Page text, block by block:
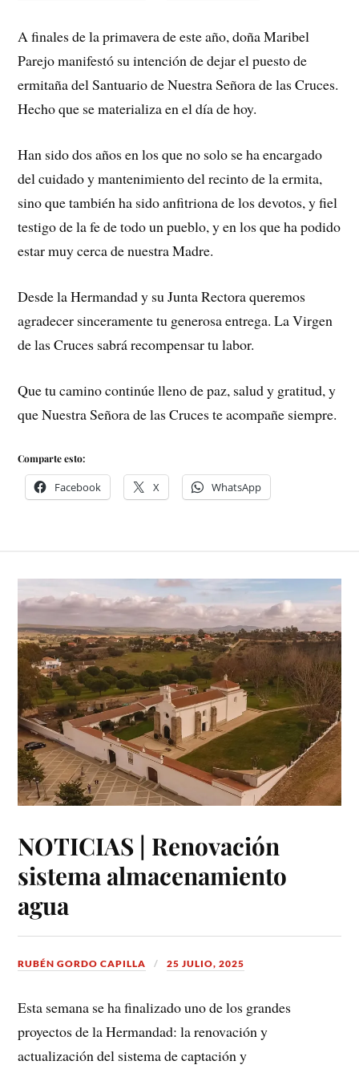
A finales de la primavera de este año, doña Maribel
Parejo manifestó su intención de dejar el puesto de
ermitaña del Santuario de Nuestra Señora de las Cruces.
Hecho que se materializa en el día de hoy.
Han sido dos años en los que no solo se ha encargado
del cuidado y mantenimiento del recinto de la ermita,
sino que también ha sido anfitriona de los devotos, y fiel
testigo de la fe de todo un pueblo, y en los que ha podido
estar muy cerca de nuestra Madre.
Desde la Hermandad y su Junta Rectora queremos
agradecer sinceramente tu generosa entrega. La Virgen
de las Cruces sabrá recompensar tu labor.
Que tu camino continúe lleno de paz, salud y gratitud, y
que Nuestra Señora de las Cruces te acompañe siempre.
Comparte esto:
Facebook X WhatsApp
NOTICIAS | Renovación
sistema almacenamiento
agua
RUBÉN GORDO CAPILLA 25 JULIO, 2025
Esta semana se ha finalizado uno de los grandes
proyectos de la Hermandad: la renovación y
actualización del sistema de captación y